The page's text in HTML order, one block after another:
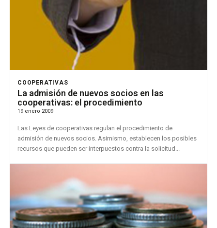
COOPERATIVAS
La admisión de nuevos socios en las
cooperativas: el procedimiento
19 enero 2009
Las Leyes de cooperativas regulan el procedimiento de
admisión de nuevos socios. Asimismo, establecen los posibles
recursos que pueden ser interpuestos contra la solicitud...